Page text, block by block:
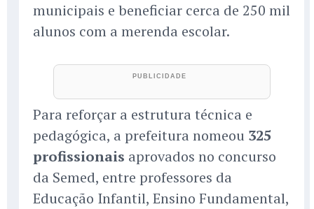
municipais e beneficiar cerca de 250 mil
alunos com a merenda escolar.
Para reforçar a estrutura técnica e
pedagógica, a prefeitura nomeou 325
profissionais aprovados no concurso
da Semed, entre professores da
Educação Infantil, Ensino Fundamental,